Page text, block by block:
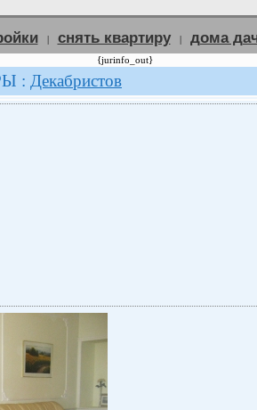
| снять квартиру | дома
{jurinfo_out}
: Декабристов